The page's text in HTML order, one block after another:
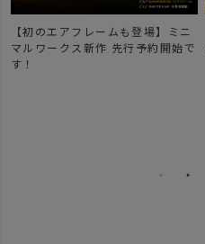
【初のエアフレームも登場】ミニ
マルワークス新作 先行予約開始で
す！